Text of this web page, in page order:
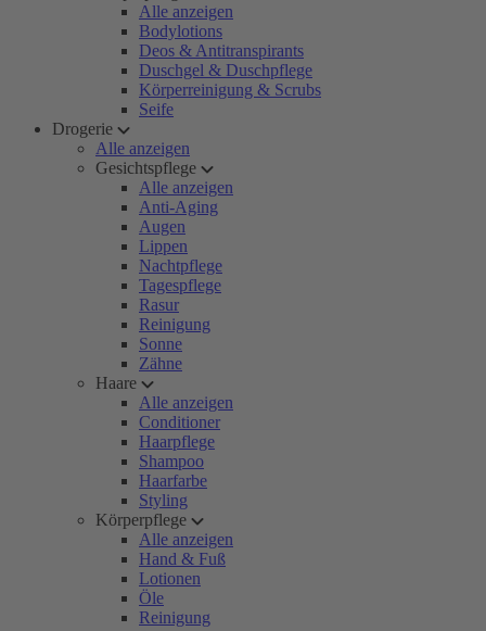
Alle anzeigen
Bodylotions
Deos & Antitranspirants
Duschgel & Duschpflege
Körperreinigung & Scrubs
Seife
Drogerie
Alle anzeigen
Gesichtspflege
Alle anzeigen
Anti-Aging
Augen
Lippen
Nachtpflege
Tagespflege
Rasur
Reinigung
Sonne
Zähne
Haare
Alle anzeigen
Conditioner
Haarpflege
Shampoo
Haarfarbe
Styling
Körperpflege
Alle anzeigen
Hand & Fuß
Lotionen
Öle
Reinigung